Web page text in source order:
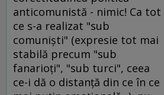
anticomunistă - nimic! Ca tot
ce s-a realizat "sub
comunişti" (expresie tot mai
stabilă precum "sub
fanarioţi", "sub turci", ceea
ce-i dă o distanţă din ce în ce